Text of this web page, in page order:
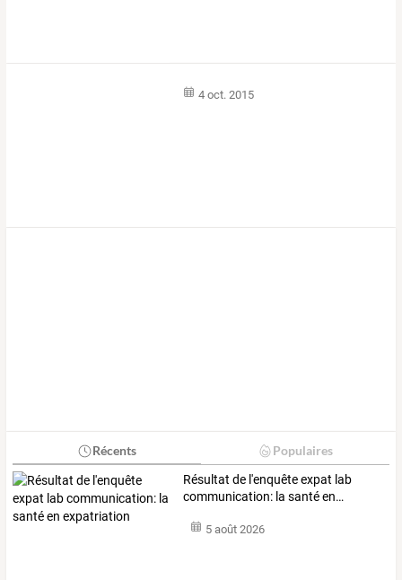
4 oct. 2015
Récents Populaires
Résultat de l'enquêteexpat lab
communication: la santéen…
5 août 2026